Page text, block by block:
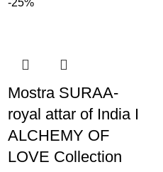
Mostra SURAA-
royal attar of India I
ALCHEMY OF
LOVE Collection